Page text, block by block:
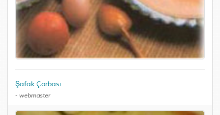
Şafak Çorbası
- webmaster